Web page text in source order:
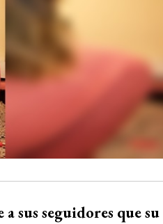
sus seguidores que su